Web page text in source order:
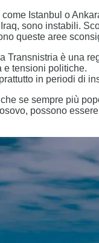
Istanbul o
sono instabili.
queste aree
Transnistria è una
e tensioni politiche.
in periodi di
se sempre più
possono